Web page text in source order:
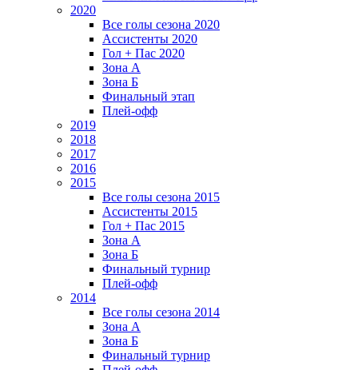
2020
Все голы сезона 2020
Ассистенты 2020
Гол + Пас 2020
Зона А
Зона Б
Финальный этап
Плей-офф
2019
2018
2017
2016
2015
Все голы сезона 2015
Ассистенты 2015
Гол + Пас 2015
Зона А
Зона Б
Финальный турнир
Плей-офф
2014
Все голы сезона 2014
Зона А
Зона Б
Финальный турнир